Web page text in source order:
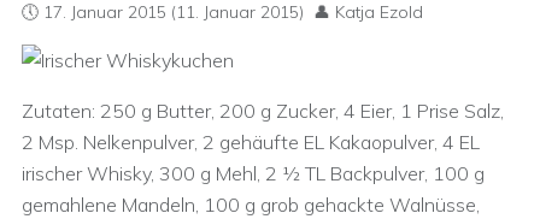
17. Januar 2015 (11. Januar 2015) Katja Ezold
Zutaten: 250 g Butter, 200 g Zucker, 4 Eier, 1 Prise Salz,
2 Msp. Nelkenpulver, 2 gehäufte EL Kakaopulver, 4 EL
irischer Whisky, 300 g Mehl, 2 ½ TL Backpulver, 100 g
gemahlene Mandeln, 100 g grob gehackte Walnüsse,